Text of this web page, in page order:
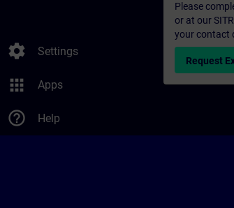
settings Settings
apps Apps
help_outline Help
Please
or at our
your contact
Request